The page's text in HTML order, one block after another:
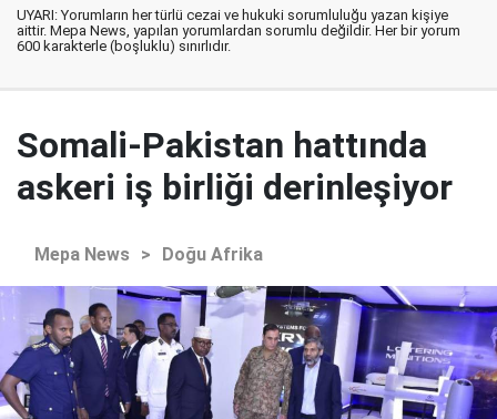
UYARI: Yorumların her türlü cezai ve hukuki sorumluluğu yazan kişiye
aittir. Mepa News, yapılan yorumlardan sorumlu değildir. Her bir yorum
600 karakterle (boşluklu) sınırlıdır.
Somali-Pakistan hattında
askeri iş birliği derinleşiyor
Mepa News > Doğu Afrika